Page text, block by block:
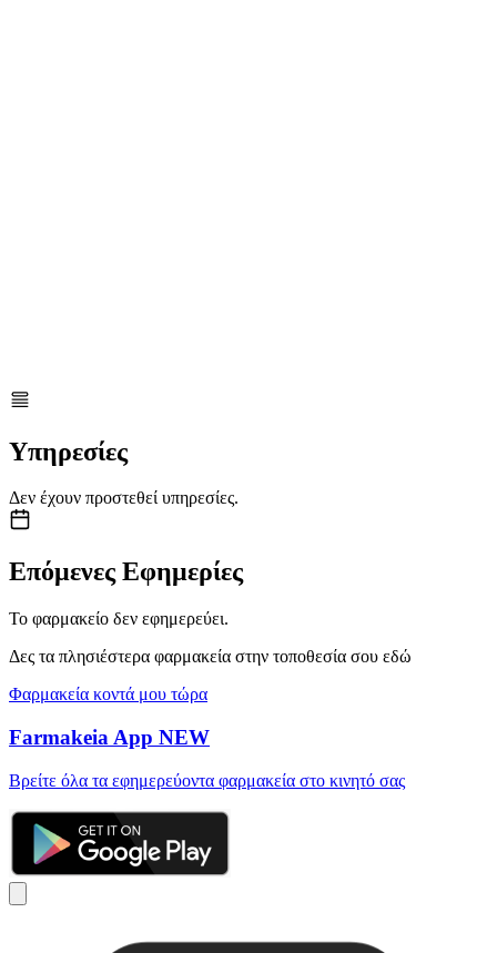
Υπηρεσίες
Δεν έχουν προστεθεί υπηρεσίες.
Επόμενες Εφημερίες
Το φαρμακείο δεν εφημερεύει.
Δες τα πλησιέστερα φαρμακεία στην τοποθεσία σου εδώ
Φαρμακεία κοντά μου τώρα
Farmakeia App NEW
Βρείτε όλα τα εφημερεύοντα φαρμακεία στο κινητό σας